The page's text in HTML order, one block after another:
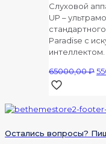
Слуховой
UP –
Paradise с
интеллектом.
65000,00₽
Остались вопросы?